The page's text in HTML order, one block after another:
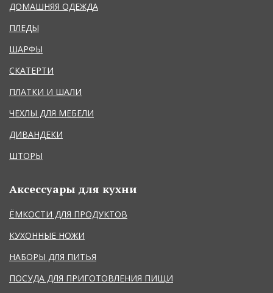
ДОМАШНЯЯ ОДЕЖДА
ПЛЕДЫ
ШАРФЫ
СКАТЕРТИ
ПЛАТКИ И ШАЛИ
ЧЕХЛЫ ДЛЯ МЕБЕЛИ
ДИВАНДЕКИ
ШТОРЫ
Аксессуары для кухни
ЁМКОСТИ ДЛЯ ПРОДУКТОВ
КУХОННЫЕ НОЖИ
НАБОРЫ ДЛЯ ПИТЬЯ
ПОСУДА ДЛЯ ПРИГОТОВЛЕНИЯ ПИЩИ